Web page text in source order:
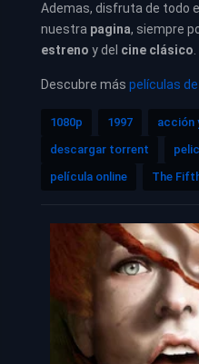
Ademas, disfruta de todo el
nuestra pagina, siempre
estreno y del cine clásico
Descubre más películas
1080p 1997
acción
descargar torrent
película online
The